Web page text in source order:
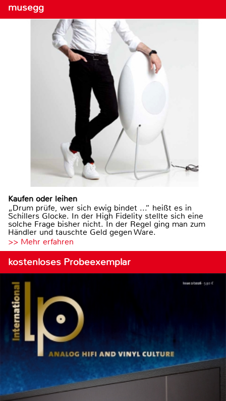
musegg
Kaufen oder leihen
„Drum prüfe, wer sich ewig bindet ...“ heißt es in
Schillers Glocke. In der High Fidelity stellte sich eine
solche Frage bisher nicht. In der Regel ging man zum
Händler und tauschte Geld gegen Ware.
>> Mehr erfahren
kostenloses Probeexemplar